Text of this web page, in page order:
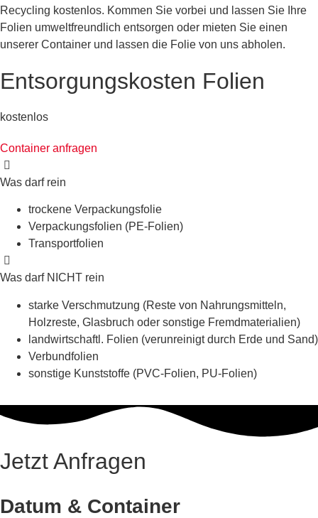
Recycling kostenlos. Kommen Sie vorbei und lassen Sie Ihre
Folien umweltfreundlich entsorgen oder mieten Sie einen
unserer Container und lassen die Folie von uns abholen.
Entsorgungskosten Folien
kostenlos
Container anfragen
Was darf rein
trockene Verpackungsfolie
Verpackungsfolien (PE-Folien)
Transportfolien
Was darf NICHT rein
starke Verschmutzung (Reste von Nahrungsmitteln,
Holzreste, Glasbruch oder sonstige Fremdmaterialien)
landwirtschaftl. Folien (verunreinigt durch Erde und Sand)
Verbundfolien
sonstige Kunststoffe (PVC-Folien, PU-Folien)
Jetzt Anfragen
Datum & Container